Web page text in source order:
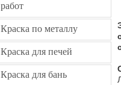
работ
Краска по металлу
Краска для печей
Краска для бань